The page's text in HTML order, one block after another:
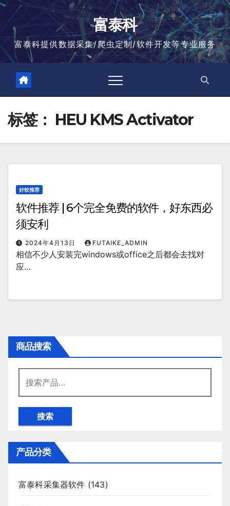
跳
富泰科
富泰科提供数据采集/爬虫定制/软件开发等专业服务
标签： HEU KMS Activator
好软推荐
软件推荐 | 6个完全免费的软件，好东西必
须安利
2024年4月13日 FUTAIKE_ADMIN
相信不少人安装完windows或office之后都会去找对
应…
商品搜索
索：
搜索
产品分类
富泰科采集器软件 (143)